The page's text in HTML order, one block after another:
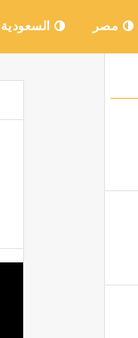
مصر السعودية